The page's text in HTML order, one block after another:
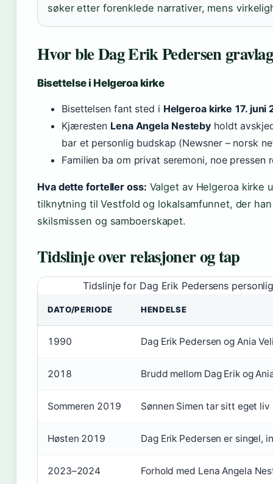
søker etter forenklede narrativer, mens
Hvor ble Dag Erik Pedersen
Bisettelse i Helgeroa kirke
Bisettelsen fant sted i Helgeroa kirke 17. juni
Kjæresten Lena Angela Nesteby holdt
bar et personlig budskap (Newsner – norsk
Familien ba om privat seremoni, noe pressen
Hva dette forteller oss: Valget av Helgeroa kirke
tilknytning til Vestfold og lokalsamfunnet, der
skilsmissen og samboerskapet.
Tidslinje over relasjoner og tap
Tidslinje for Dag Erik Pedersens
DATO/PERIODE HENDELSE
1990 Dag Erik Pedersen og Ania
2018 Brudd mellom Dag Erik og
Sommeren 2019 Sønnen Simen tar sitt eget liv
Høsten 2019 Dag Erik Pedersen er singel,
2023–2024 Forhold med Lena Angela